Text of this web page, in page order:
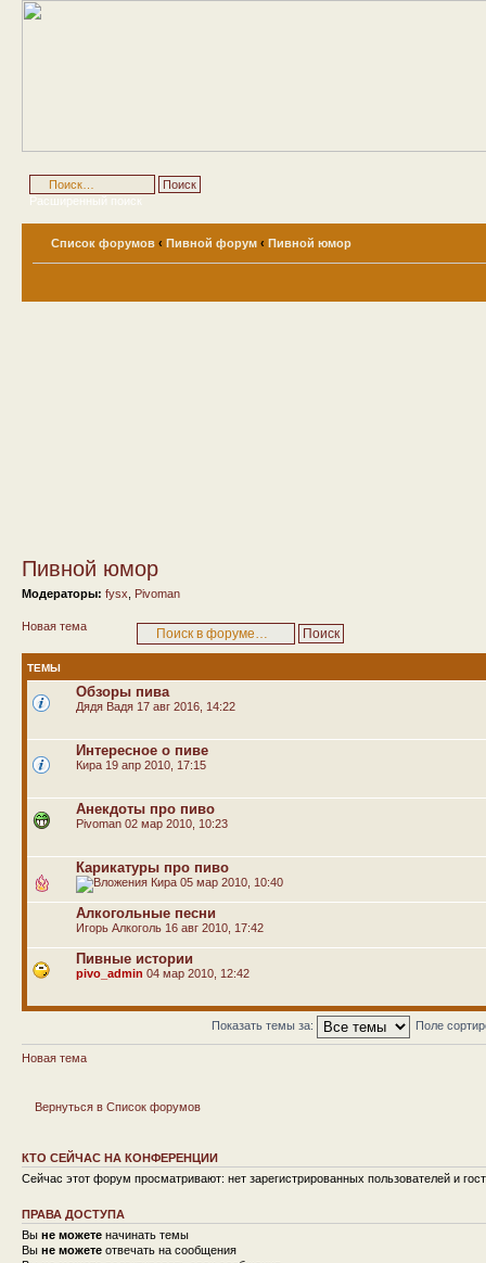
Расширенный поиск
Список форумов ‹ Пивной форум ‹ Пивной юмор
Пивной юмор
Модераторы: fysx Pivoman
Новая тема
ТЕМЫ
Обзоры пива
Дядя Вадя 17 авг 2016, 14:22
Интересное о пиве
Кира 19 апр 2010, 17:15
Анекдоты про пиво
Pivoman 02 мар 2010, 10:23
Карикатуры про пиво
Кира 05 мар 2010, 10:40
Алкогольные песни
Игорь Алкоголь 16 авг 2010, 17:42
Пивные истории
pivo_admin 04 мар 2010, 12:42
Показать темы за: Поле
Новая тема
Вернуться в Список форумов
КТО СЕЙЧАС НА КОНФЕРЕНЦИИ
Сейчас этот форум просматривают: нет зарегистрированных пользователей и
ПРАВА ДОСТУПА
Вы не можете начинать темы
Вы не можете отвечать на сообщения